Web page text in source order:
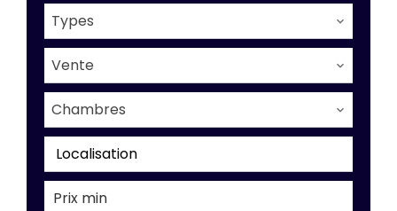
Types
Vente
Chambres
Localisation